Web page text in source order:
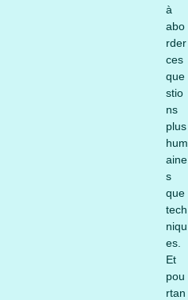
à
abo
rder
ces
que
stio
ns
plus
hum
aine
s
que
tech
niqu
es.
Et
pou
rtan